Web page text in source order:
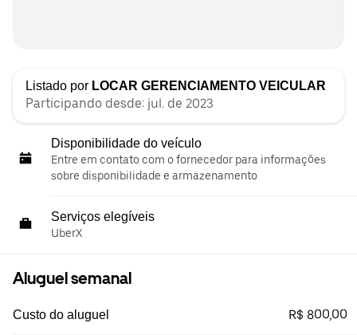
Listado por LOCAR GERENCIAMENTO VEICULAR
Participando desde: jul. de 2023
Disponibilidade do veículo
Entre em contato com o fornecedor para informações
sobre disponibilidade e armazenamento
Serviços elegíveis
UberX
Aluguel semanal
Custo do aluguel R$ 800,00